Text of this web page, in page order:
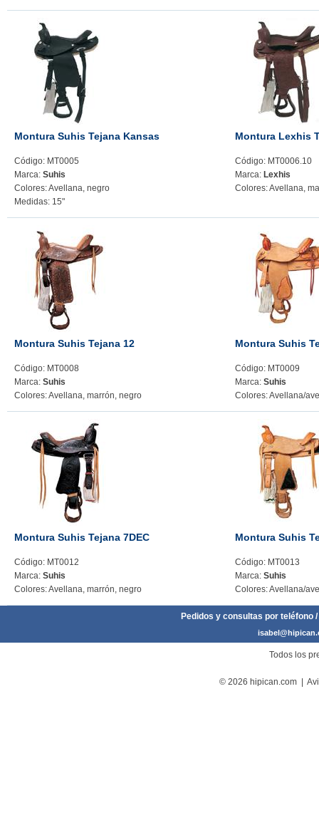
Montura Suhis Tejana Kansas
Código: MT0005
Marca: Suhis
Colores: Avellana, negro
Medidas: 15"
Montura Lexhis
Código: MT0006.10
Marca: Lexhis
Colores: Avellana,
Montura Suhis Tejana 12
Código: MT0008
Marca: Suhis
Colores: Avellana, marrón, negro
Montura Suhis
Código: MT0009
Marca: Suhis
Colores: Avellana/
Montura Suhis Tejana 7DEC
Código: MT0012
Marca: Suhis
Colores: Avellana, marrón, negro
Montura Suhis
Código: MT0013
Marca: Suhis
Colores: Avellana/
Pedidos y consultas por teléfono
Todos los
© 2026 hipican.com |